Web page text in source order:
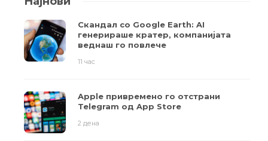
Скандал со Google Earth: AI
генерираше кратер, компанијата
веднаш го повлече
11 час
Apple привремено го отстрани
Telegram од App Store
2 дена